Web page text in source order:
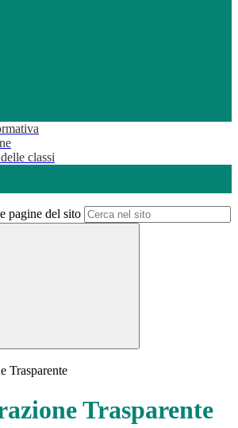
classi
pagine del sito
Trasparente
Trasparente